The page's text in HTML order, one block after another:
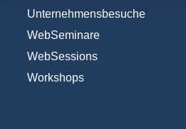
Unternehmensbesuche
WebSeminare
WebSessions
Workshops